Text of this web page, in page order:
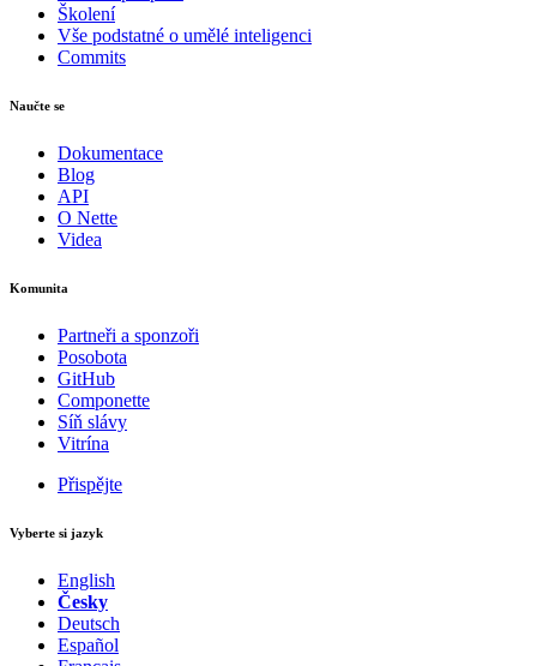
Školení
Vše podstatné o umělé inteligenci
Commits
Naučte se
Dokumentace
Blog
API
O Nette
Videa
Komunita
Partneři a sponzoři
Posobota
GitHub
Componette
Síň slávy
Vitrína
Přispějte
Vyberte si jazyk
English
Česky
Deutsch
Español